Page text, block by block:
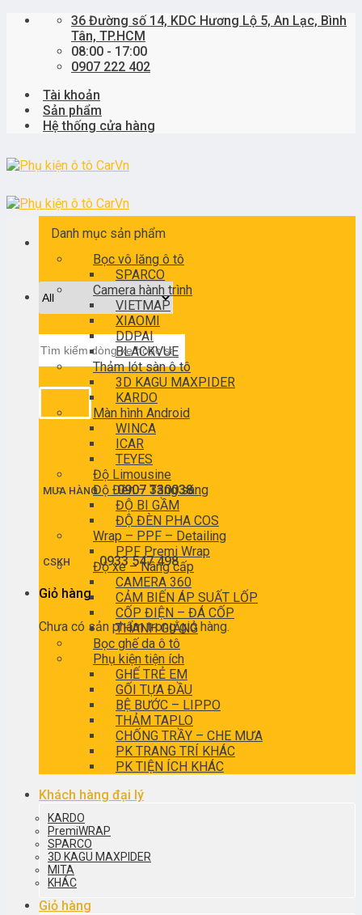
Skip
36 Đường số 14, KDC Hương Lộ 5, An Lạc, Bình
Tân, TP.HCM
08:00 - 17:00
0907 222 402
Tài khoản
Sản phẩm
Hệ thống cửa hàng
kiếm:
MUA HÀNG0907 330038
CSKH0933 547 498
Giỏ hàng
Chưa có sản phẩm trong giỏ hàng.
Danh mục sản phẩm
Bọc vô lăng ô tô
SPARCO
Camera hành trình
VIETMAP
XIAOMI
DDPAI
BLACKVUE
Thảm lót sàn ô tô
3D KAGU MAXPIDER
KARDO
Màn hình Android
WINCA
ICAR
TEYES
Độ Limousine
Độ Đèn – Tăng sáng
ĐỘ BI GẦM
ĐỘ ĐÈN PHA COS
Wrap – PPF – Detailing
PPF Premi Wrap
Độ xe – Nâng cấp
CAMERA 360
CẢM BIẾN ÁP SUẤT LỐP
CỐP ĐIỆN – ĐÁ CỐP
THANH GIẰNG
Bọc ghế da ô tô
Phụ kiện tiện ích
GHẾ TRẺ EM
GỐI TỰA ĐẦU
BỆ BƯỚC – LIPPO
THẢM TAPLO
CHỐNG TRẦY – CHE MƯA
PK TRANG TRÍ KHÁC
PK TIỆN ÍCH KHÁC
Khách hàng đại lý
KARDO
PremiWRAP
SPARCO
3D KAGU MAXPIDER
MITA
KHÁC
Giỏ hàng